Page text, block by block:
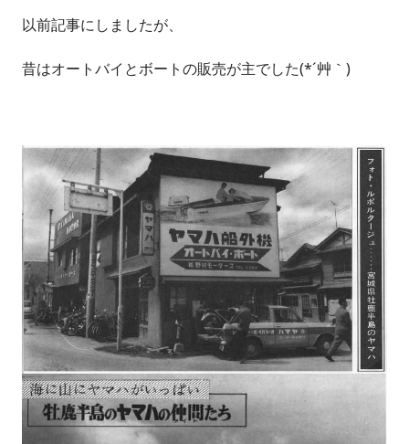
以前記事にしましたが、
昔はオートバイとボートの販売が主でした(*´艸｀)